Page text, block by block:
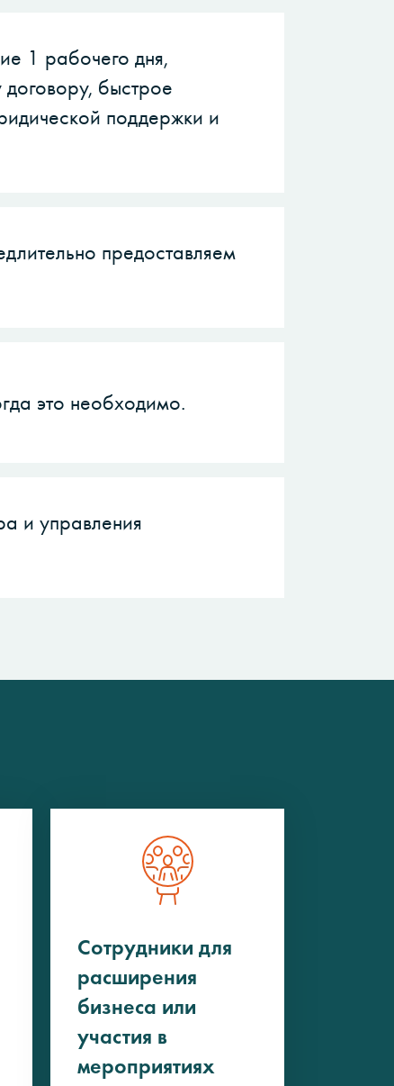
1 рабочего дня,
быстрое
поддержки и
предоставляем
это необходимо.
и управления
Сотрудники для
расширения
бизнеса или
участия в
мероприятиях